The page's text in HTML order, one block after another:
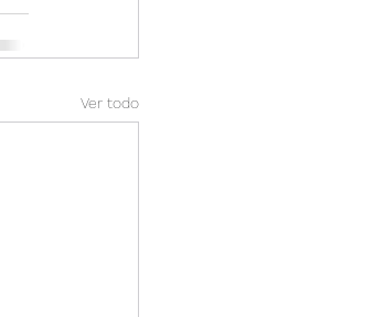
Ver todo